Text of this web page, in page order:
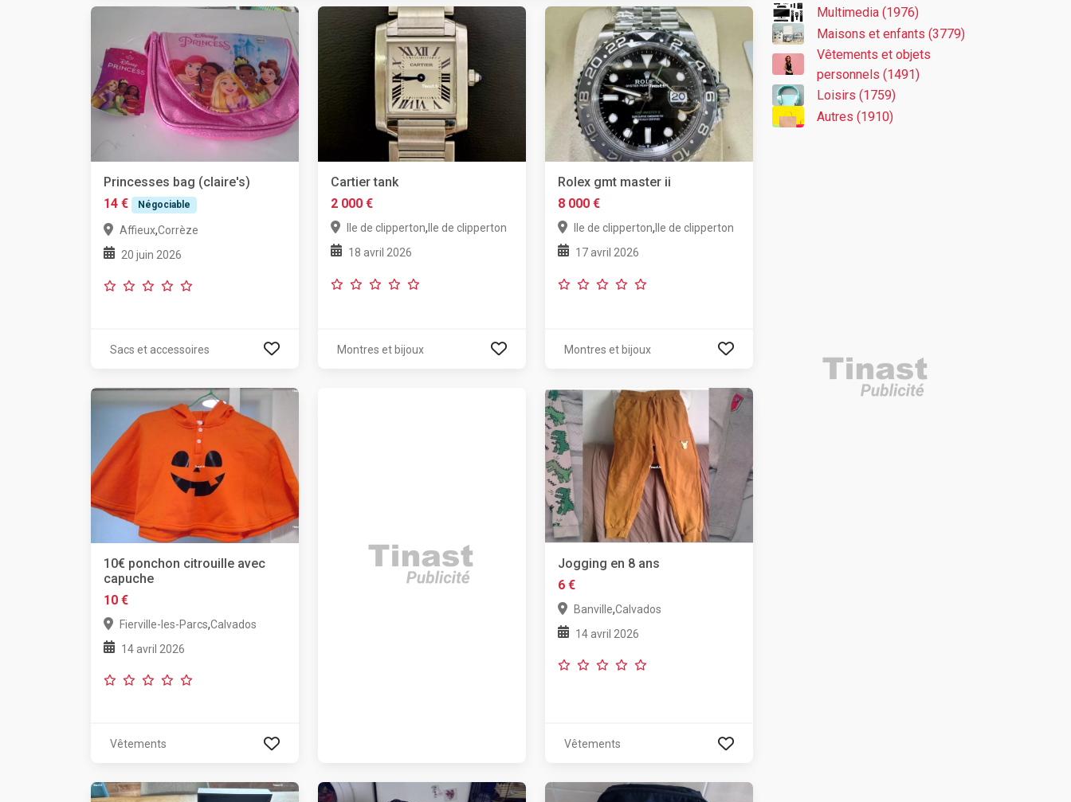
Princesses bag (claire's)
14 €
Négociable
Affieux,Corrèze
20 juin 2026
Sacs et accessoires
Cartier tank
2 000 €
Ile de clipperton,Ile de clipperton
18 avril 2026
Montres et bijoux
Rolex gmt master ii
8 000 €
Ile de clipperton,Ile de clipperton
17 avril 2026
Montres et bijoux
10€ ponchon citrouille avec
capuche
10 €
Fierville-les-Parcs,Calvados
14 avril 2026
Vêtements
Jogging en 8 ans
6 €
Banville,Calvados
14 avril 2026
Vêtements
Multimedia (1976)
Maisons et enfants (3779)
Vêtements et objets
personnels (1491)
Loisirs (1759)
Autres (1910)